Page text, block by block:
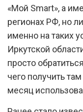
«Мой Smart», а
регионах РФ, но
именно на таких
Иркутской
просто
чего получить
месяц